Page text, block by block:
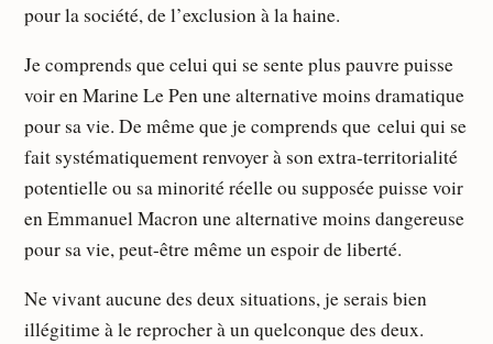
pour la société, de l’exclusion à la haine.
Je comprends que celui qui se sente plus pauvre puisse
voir en Marine Le Pen une alternative moins dramatique
pour sa vie. De même que je comprends que celui qui se
fait systématiquement renvoyer à son extra-territorialité
potentielle ou sa minorité réelle ou supposée puisse voir
en Emmanuel Macron une alternative moins dangereuse
pour sa vie, peut-être même un espoir de liberté.
Ne vivant aucune des deux situations, je serais bien
illégitime à le reprocher à un quelconque des deux.